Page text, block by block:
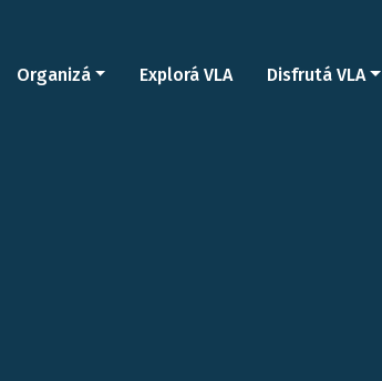
Organizá Explorá VLA Disfrutá VLA